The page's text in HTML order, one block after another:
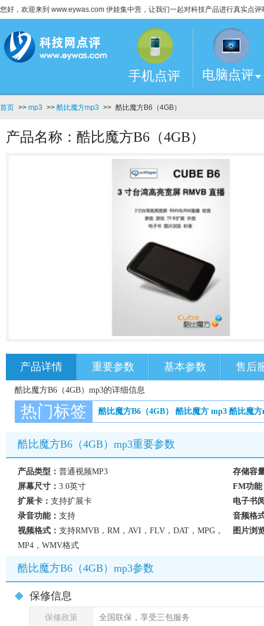
您好，欢迎来到 www.eywas.com 伊娃集中营，让我们一起对科技产品进行真实点评
手机点评 电脑点评
首页 >> mp3 >> 酷比魔方mp3 >> 酷比魔方B6（4GB）
产品名称：酷比魔方B6（4GB）
产品详情 重要参数 基本参数 售后
酷比魔方B6（4GB）mp3的详细信息
热门标签 酷比魔方B6（4GB） 酷比魔方 mp3 酷比魔方
酷比魔方B6（4GB）mp3重要参数
产品类型： 普通视频MP3
存储容
屏幕尺寸： 3.0英寸
FM功能
扩展卡： 支持扩展卡
电子书
录音功能： 支持
音频格
视频格式： 支持RMVB，RM，AVI，FLV，DAT，MPG，
MP4，WMV格式
图片浏
酷比魔方B6（4GB）mp3参数
保修信息
保修政策 全国联保，享受三包服务